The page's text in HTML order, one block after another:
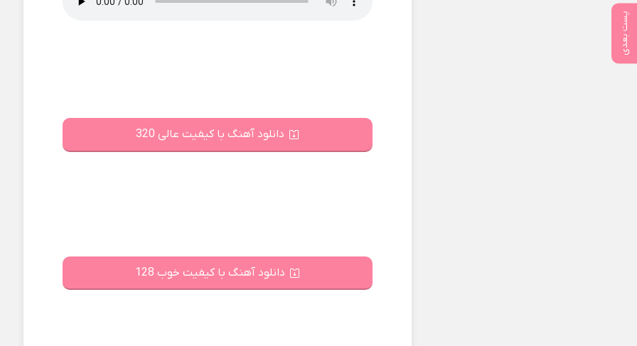
پست بعدی
دانلود آهنگ با کیفیت عالی 320
دانلود آهنگ با کیفیت خوب 128